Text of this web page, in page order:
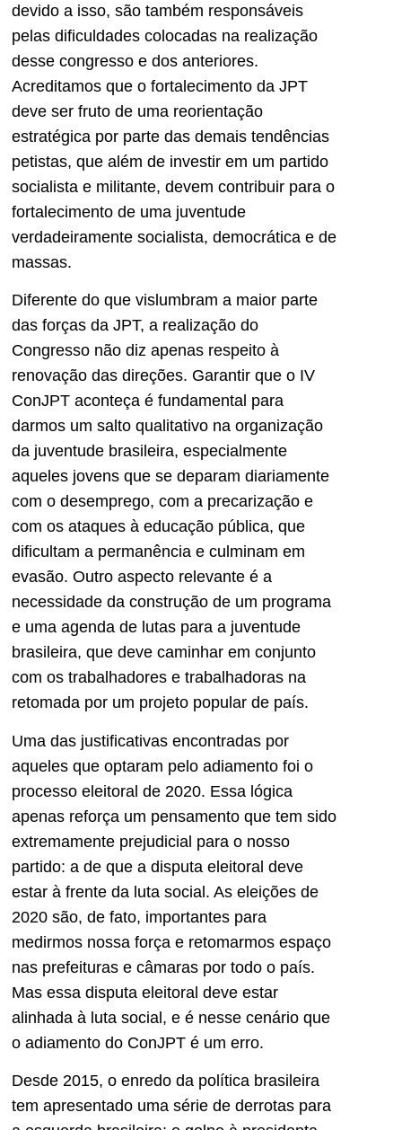
devido a isso, são também responsáveis
pelas dificuldades colocadas na realização
desse congresso e dos anteriores.
Acreditamos que o fortalecimento da JPT
deve ser fruto de uma reorientação
estratégica por parte das demais tendências
petistas, que além de investir em um partido
socialista e militante, devem contribuir para o
fortalecimento de uma juventude
verdadeiramente socialista, democrática e de
massas.
Diferente do que vislumbram a maior parte
das forças da JPT, a realização do
Congresso não diz apenas respeito à
renovação das direções. Garantir que o IV
ConJPT aconteça é fundamental para
darmos um salto qualitativo na organização
da juventude brasileira, especialmente
aqueles jovens que se deparam diariamente
com o desemprego, com a precarização e
com os ataques à educação pública, que
dificultam a permanência e culminam em
evasão. Outro aspecto relevante é a
necessidade da construção de um programa
e uma agenda de lutas para a juventude
brasileira, que deve caminhar em conjunto
com os trabalhadores e trabalhadoras na
retomada por um projeto popular de país.
Uma das justificativas encontradas por
aqueles que optaram pelo adiamento foi o
processo eleitoral de 2020. Essa lógica
apenas reforça um pensamento que tem sido
extremamente prejudicial para o nosso
partido: a de que a disputa eleitoral deve
estar à frente da luta social. As eleições de
2020 são, de fato, importantes para
medirmos nossa força e retomarmos espaço
nas prefeituras e câmaras por todo o país.
Mas essa disputa eleitoral deve estar
alinhada à luta social, e é nesse cenário que
o adiamento do ConJPT é um erro.
Desde 2015, o enredo da política brasileira
tem apresentado uma série de derrotas para